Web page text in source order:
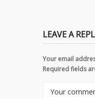
LEAVE A
Your email
Required fields
Your